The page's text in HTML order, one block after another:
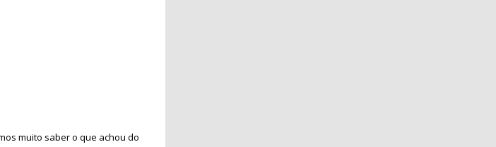
muito saber o que achou do